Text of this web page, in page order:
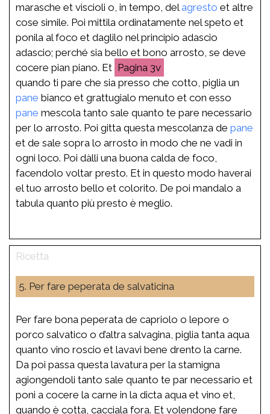
marasche et viscioli o, in tempo, delagresto et altre
cose simile. Poi mittila ordinatamente nel speto et
ponila al foco et daglilo nel principio adascio
adascio; perché sia bello et bono arrosto, se deve
cocere pian piano. Et
3v
quando ti pare che sia presso che cotto, piglia un
pane bianco et grattugialo menuto et con esso
pane mescola tanto sale quanto te pare necessario
per lo arrosto. Poi gitta questa mescolanza de pane
et de sale sopra lo arrosto in modo che ne vadi in
ogni loco. Poi dàlli una buona calda de foco,
facendolo voltar presto. Et in questo modo haverai
el tuo arrosto bello et colorito. De poi mandalo a
tabula quanto più presto è meglio.
5. Per fare peperata de salvaticina
Per fare bona peperata de capriolo o lepore o
porco salvatico o d’altra salvagina, piglia tanta aqua
quanto vino roscio et lavavi bene drento la carne.
Da poi passa questa lavatura per la stamigna
agiongendoli tanto sale quanto te par necessario et
poni a cocere la carne in la dicta aqua et vino et,
quando è cotta, cacciala fora. Et volendone fare